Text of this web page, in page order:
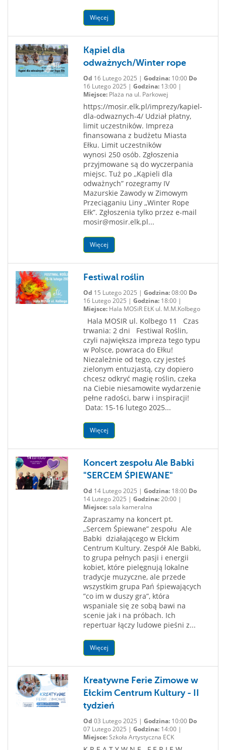
Więcej
Kąpiel dla
odważnych/Winter rope
Od 16 Lutego 2025 | Godzina:10:00 Do
16 Lutego 2025 | Godzina:13:00 |
Miejsce:Plaża na ul. Parkowej
https://mosir.elk.pl/imprezy/kapiel-
dla-odwaznych-4/ Udział płatny,
limit uczestników. Impreza
finansowana z budżetu Miasta
Ełku. Limit uczestników
wynosi 250 osób. Zgłoszenia
przyjmowane są do wyczerpania
miejsc. Tuż po ,,Kąpieli dla
odważnych” rozegramy IV
Mazurskie Zawody w Zimowym
Przeciąganiu Liny ,,Winter Rope
Ełk”. Zgłoszenia tylko przez e-mail
mosir@mosir.elk.pl...
Więcej
Festiwal roślin
Od 15 Lutego 2025 | Godzina:08:00 Do
16 Lutego 2025 | Godzina:18:00 |
Miejsce:Hala MOSiR EŁK ul. M.M.Kolbego
Hala MOSIR ul. Kolbego 11 Czas
trwania: 2 dni Festiwal Roślin,
czyli największa impreza tego typu
w Polsce, powraca do Ełku!
Niezależnie od tego, czy jesteś
zielonym entuzjastą, czy dopiero
chcesz odkryć magię roślin, czeka
na Ciebie niesamowite wydarzenie
pełne radości, barw i inspiracji!
Data: 15-16 lutego 2025...
Więcej
Koncert zespołu Ale Babki
"SERCEM ŚPIEWANE"
Od 14 Lutego 2025 | Godzina:18:00 Do
14 Lutego 2025 | Godzina:20:00 |
Miejsce:sala kameralna
Zapraszamy na koncert pt.
,,Sercem Śpiewane” zespołu Ale
Babki działającego w Ełckim
Centrum Kultury. Zespół Ale Babki,
to grupa pełnych pasji i energii
kobiet, które pielęgnują lokalne
tradycje muzyczne, ale przede
wszystkim grupa Pań śpiewających
”co im w duszy gra”, która
wspaniale się ze sobą bawi na
scenie jak i na próbach. Ich
repertuar łączy ludowe pieśni z...
Więcej
Kreatywne Ferie Zimowe w
Ełckim Centrum Kultury - II
tydzień
Od 03 Lutego 2025 | Godzina:10:00 Do
07 Lutego 2025 | Godzina:14:00 |
Miejsce:Szkoła Artystyczna ECK